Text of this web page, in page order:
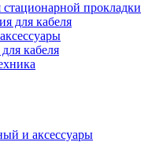
прокладки
для кабеля
кабеля
и аксессуары